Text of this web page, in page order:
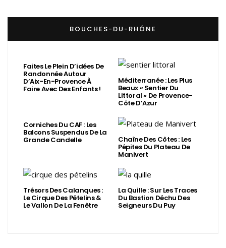
BOUCHES-DU-RHÔNE
Faites Le Plein D’idées De
Randonnée Autour
D’Aix-En-Provence À
Faire Avec Des Enfants !
Méditerranée : Les Plus
Beaux « Sentier Du
Littoral » De Provence-
Côte D’Azur
Corniches Du CAF : Les
Balcons Suspendus De La
Grande Candelle Chaîne Des Côtes : Les
Pépites Du Plateau De
Manivert
Trésors Des Calanques :
Le Cirque Des Pételins &
Le Vallon De La Fenêtre
La Quille : Sur Les Traces
Du Bastion Déchu Des
Seigneurs Du Puy